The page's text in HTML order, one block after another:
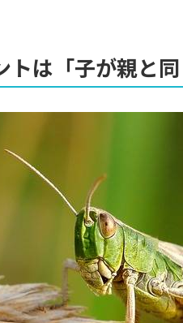
は「子が親と同